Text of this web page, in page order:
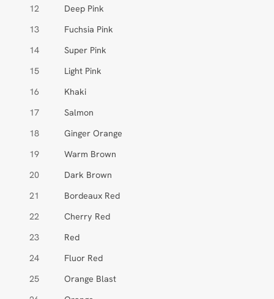
12
Deep Pink
13
Fuchsia Pink
14
Super Pink
15
Light Pink
16
Khaki
17
Salmon
18
Ginger Orange
19
Warm Brown
20
Dark Brown
21
Bordeaux Red
22
Cherry Red
23
Red
24
Fluor Red
25
Orange Blast